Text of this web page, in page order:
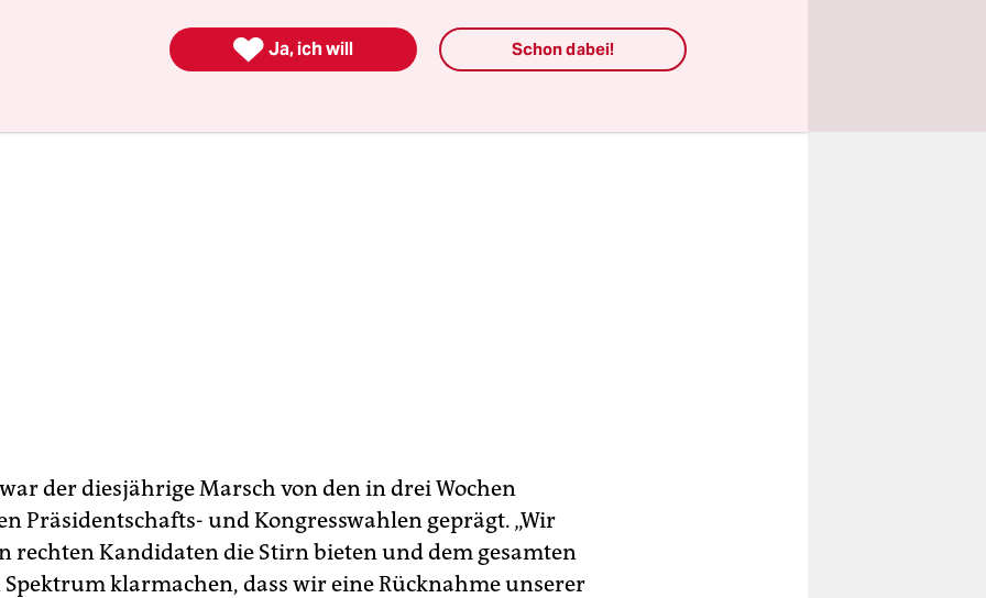
bis zur 12. Woche erlaubt.
der diesjährige Marsch von den in drei Wochen
Präsidentschafts- und Kongresswahlen geprägt. „Wir
rechten Kandidaten die Stirn bieten und dem gesamten
klarmachen, dass wir eine Rücknahme unserer
 Ja, ich will Schon dabei!